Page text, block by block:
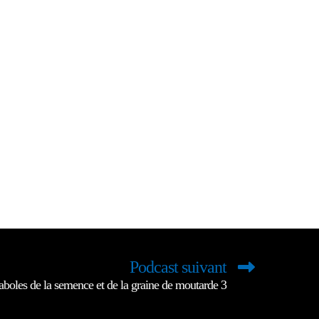
Podcast suivant
de la semence et de la graine de moutarde 3